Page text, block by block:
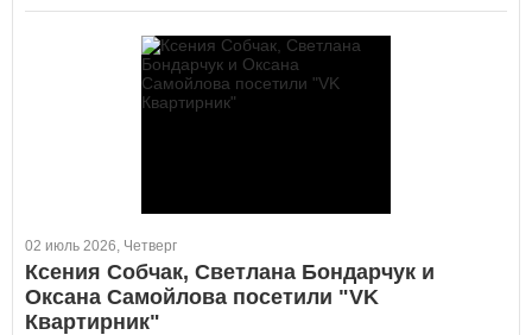
02 июль 2026, Четверг
Ксения Собчак, Светлана Бондарчук и
Оксана Самойлова посетили "VK
Квартирник"